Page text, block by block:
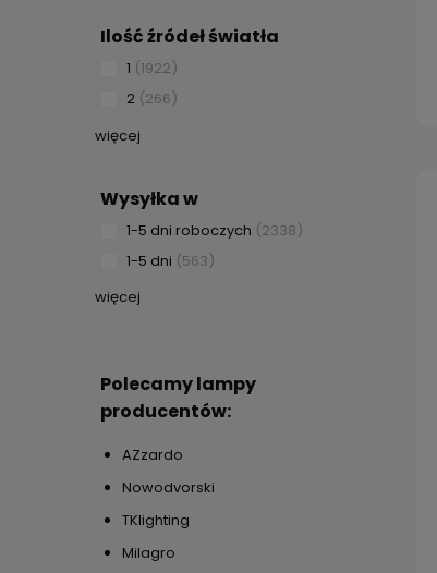
Ilość źródeł światła
1 (1922)
2 (266)
więcej
Wysyłka w
1-5 dni roboczych (2338)
1-5 dni (563)
więcej
Polecamy lampy
producentów:
AZzardo
Nowodvorski
TKlighting
Milagro